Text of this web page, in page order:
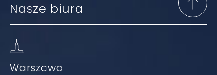
Nasze biura
Warszawa